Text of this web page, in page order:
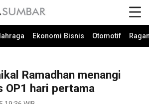
Ekonomi Bisnis Otomotif
Ramadhan menangi
OP1 hari pertama